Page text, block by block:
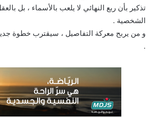
تذكير بأن ربع النهائي لا يلعب بالأسماء ، بل
الشخصية .
و من يربح معركة التفاصيل ، سيقترب خطوة
.